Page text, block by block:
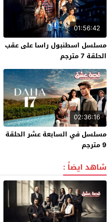
01:56:42
مسلسل اسطنبول راسا على عقب
الحلقة 7 مترجم
02:36:16
مسلسل في السابعة عشر الحلقة
9 مترجم
شاهد ايضاً :